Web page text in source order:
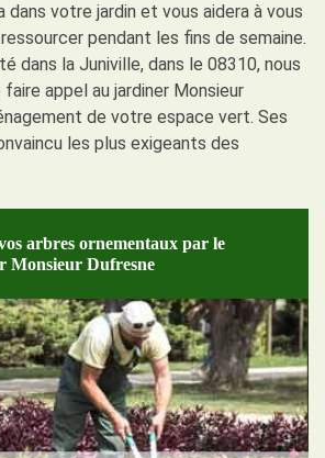
dans votre jardin et vous aidera à vous
pendant les fins de semaine.
dans la Juniville, dans le 08310, nous
appel au jardiner Monsieur
de votre espace vert. Ses
les plus exigeants des
arbres ornementaux par le
Monsieur Dufresne